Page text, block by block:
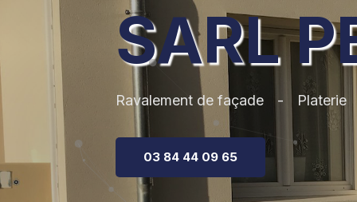
SARL
Ravalement de façade Platerie
03 84 44 09 65